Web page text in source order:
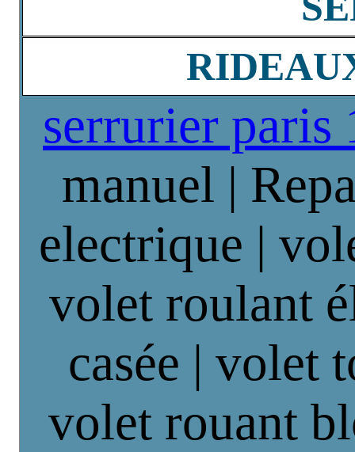
serrurier paris
manuel |
electrique |
volet roulant
casée | volet
volet rouant